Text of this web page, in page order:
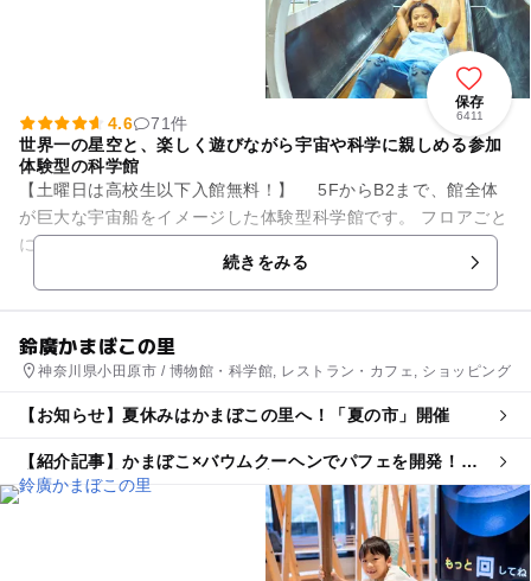
保存
6411
4.6
71件
世界一の星空と、楽しく遊びながら宇宙や科学に親しめる参加
体験型の科学館
【土曜日は高校生以下入館無料！】 5FからB2まで、館全体
が巨大な宇宙船をイメージした体験型科学館です。 フロアごと
にテーマの異なる5つの展示室があり、子どもから大人まで、
続きをみる
鈴廣かまぼこの里
神奈川県小田原市 / 博物館・科学館, レストラン・カフェ, ショッピング
【お知らせ】夏休みはかまぼこの里へ！「夏の市」開催
【紹介記事】かまぼこ×バウムクーヘンでパフェを開発！鈴
廣かまぼこ博物館で夏休みの食育体験